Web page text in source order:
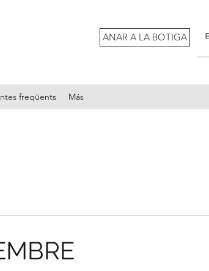
ANAR A LA BOTIGA
freqüents Más